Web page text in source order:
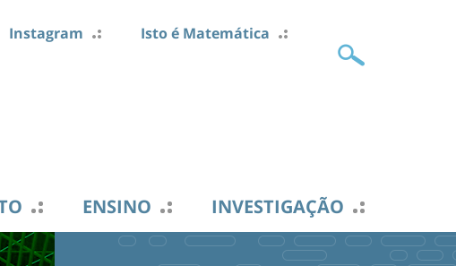
Instagram Isto é Matemática
ENSINO INVESTIGAÇÃO